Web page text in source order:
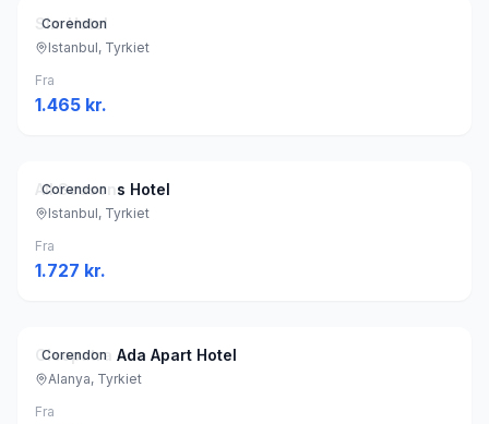
Corendon
Sim Hotel
Istanbul, Tyrkiet
Fra
1.465 kr.
Corendon
All Seasons Hotel
Istanbul, Tyrkiet
Fra
1.727 kr.
Corendon
Cleopatra Ada Apart Hotel
Alanya, Tyrkiet
Fra